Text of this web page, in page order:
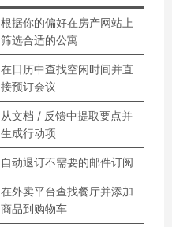
根据你的偏好在房产网站上
筛选合适的公寓
在日历中查找空闲时间并直
接预订会议
从文档 / 反馈中提取要点并
生成行动项
自动退订不需要的邮件订阅
在外卖平台查找餐厅并添加
商品到购物车